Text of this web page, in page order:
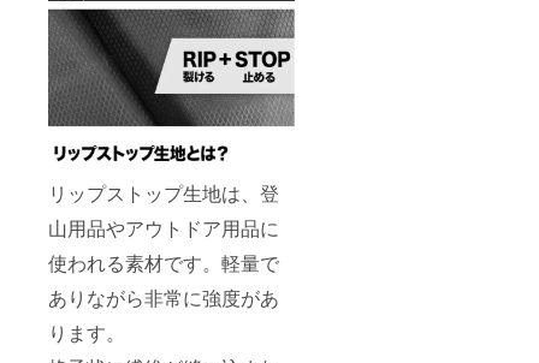
リップストップ生地は、登
山用品やアウトドア用品に
使われる素材です。軽量で
ありながら非常に強度があ
ります。